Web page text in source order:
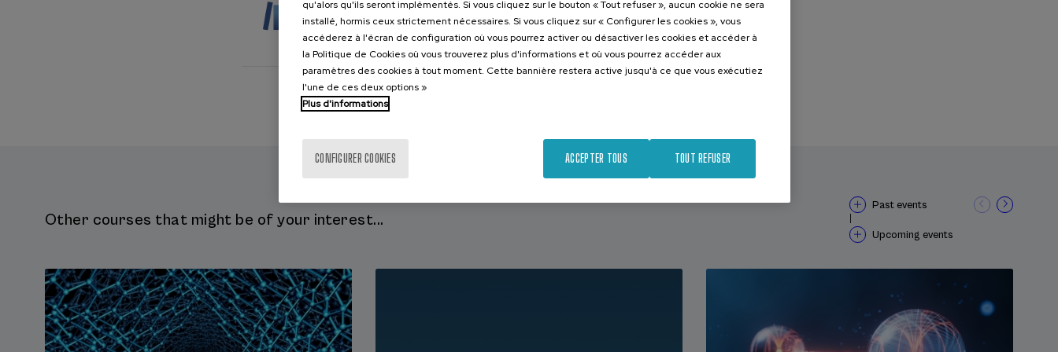
Discours :
Irantzu Epelde (CNRS, IKER)
Ander Egurtzegi (CNRS, IKER)
Ricardo Etxepare (CNRS, IKER)
Georg Kaiser (Université de Constance)
Manuel Padilla (UPV/EHU)
Varun de Castro-Arrazola (UPV/EHU)
Itxaso Rodríguez (Université d'État de Californie)
Organisation :
Other courses that might be of your interest...
Past events
Upcoming events
qu'alors qu'ils seront implémentés. Si vous cliquez sur le bouton « Tout refuser », aucun cookie ne sera
installé, hormis ceux strictement nécessaires. Si vous cliquez sur « Configurer les cookies », vous
accéderez à l'écran de configuration où vous pourrez activer ou désactiver les cookies et accéder à
la Politique de Cookies où vous trouverez plus d'informations et où vous pourrez accéder aux
paramètres des cookies à tout moment. Cette bannière restera active jusqu'à ce que vous exécutiez
l'une de ces deux options »
Plus d'informations
CONFIGURER COOKIES TOUT REFUSER
ACCEPTER TOUS